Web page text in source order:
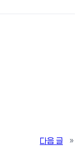
다음 글
»